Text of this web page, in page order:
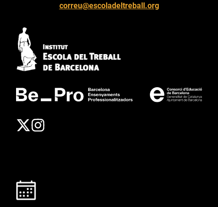
correu@escoladeltreball.org